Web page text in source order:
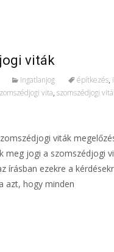
viták
Ingatlanjog építkezés,
vita, szomszédjogi
viták
meg jogi a szomszédjogi
írásban ezekre a
azt, hogy minden